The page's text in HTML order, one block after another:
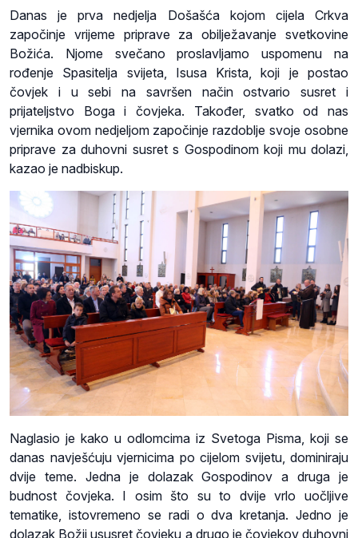
Danas je prva nedjelja Došašća kojom cijela Crkva
započinje vrijeme priprave za obilježavanje svetkovine
Božića. Njome svečano proslavljamo uspomenu na
rođenje Spasitelja svijeta, Isusa Krista, koji je postao
čovjek i u sebi na savršen način ostvario susret i
prijateljstvo Boga i čovjeka. Također, svatko od nas
vjernika ovom nedjeljom započinje razdoblje svoje osobne
priprave za duhovni susret s Gospodinom koji mu dolazi,
kazao je nadbiskup.
Naglasio je kako u odlomcima iz Svetoga Pisma, koji se
danas navješćuju vjernicima po cijelom svijetu, dominiraju
dvije teme. Jedna je dolazak Gospodinov a druga je
budnost čovjeka. I osim što su to dvije vrlo uočljive
tematike, istovremeno se radi o dva kretanja. Jedno je
dolazak Božji ususret čovjeku a drugo je čovjekov duhovni